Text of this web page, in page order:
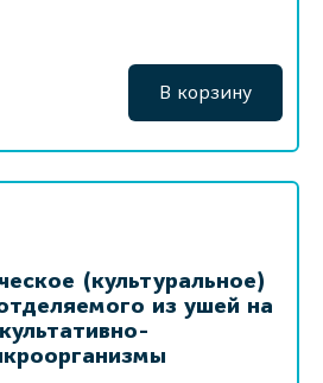
В корзину
(культуральное)
из ушей на